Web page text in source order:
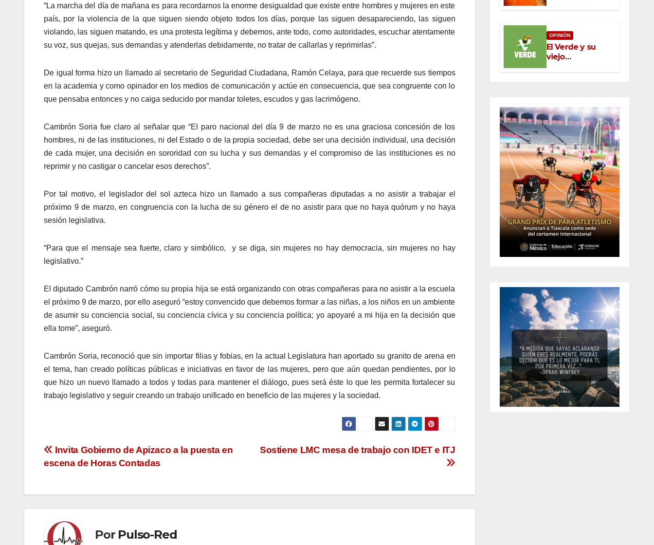
“La marcha del día de mañana es para recordarnos la enorme desigualdad que existe entre hombres y mujeres en este
país, por la violencia de la que siguen siendo objeto todos los días, porque las siguen desapareciendo, las siguen
violando, las siguen matando, es una protesta legítima y debemos, ante todo, como autoridades, escuchar atentamente
su voz, sus quejas, sus demandas y atenderlas debidamente, no tratar de callarlas y reprimirlas”.
De igual forma hizo un llamado al secretario de Seguridad Ciudadana, Ramón Celaya, para que recuerde sus tiempos
en la academia y como opinador en los medios de comunicación y actúe en consecuencia, que sea congruente con lo
que pensaba entonces y no caiga seducido por mandar toletes, escudos y gas lacrimógeno.
Cambrón Soria fue claro al señalar que “El paro nacional del día 9 de marzo no es una graciosa concesión de los
hombres, ni de las instituciones, ni del Estado o de la propia sociedad, debe ser una decisión individual, una decisión
de cada mujer, una decisión en sororidad con su lucha y sus demandas y el compromiso de las instituciones es no
reprimir y no castigar o cancelar esos derechos”.
Por tal motivo, el legislador del sol azteca hizo un llamado a sus compañeras diputadas a no asistir a trabajar el
próximo 9 de marzo, en congruencia con la lucha de su género el de no asistir para que no haya quórum y no haya
sesión legislativa.
“Para que el mensaje sea fuerte, claro y simbólico, y se diga, sin mujeres no hay democracia, sin mujeres no hay
legislativo.”
El diputado Cambrón narró cómo su propia hija se está organizando con otras compañeras para no asistir a la escuela
el próximo 9 de marzo, por ello aseguró “estoy convencido que debemos formar a las niñas, a los niños en un ambiente
de asumir su conciencia social, su conciencia cívica y su conciencia política; yo apoyaré a mi hija en la decisión que
ella tome”, aseguró.
Cambrón Soria, reconoció que sin importar filias y fobias, en la actual Legislatura han aportado su granito de arena en
el tema, han creado políticas públicas e iniciativas en favor de las mujeres, pero que aún quedan pendientes, por lo
que hizo un nuevo llamado a todos y todas para mantener el diálogo, pues será éste lo que les permita fortalecer su
trabajo legislativo y seguir creando un trabajo unificado en beneficio de las mujeres y la sociedad.
Navegación
entradas
Sostiene LMC mesa de trabajo con IDET e ITJ
Invita Gobierno de Apizaco a la puesta en
escena de Horas Contadas
Por Pulso-Red
OPINIÓN
El Verde y su
viejo
oportunismo